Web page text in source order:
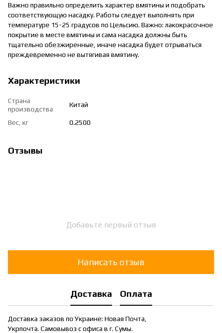
Важно правильно определить характер вмятины и подобрать
соответствующую насадку. Работы следует выполнять при
температуре 15-25 градусов по Цельсию. Важно: лакокрасочное
покрытие в месте вмятины и сама насадка должны быть
тщательно обезжиренные, иначе насадка будет отрываться
преждевременно не вытягивая вмятину.
Характеристики
Страна
производства
Китай
Вес, кг 0.2500
Отзывы
Добавьте первый отзыв
Написать отзыв
Доставка Оплата
Доставка заказов по Украине: Новая Почта,
Укрпочта. Самовывоз с офиса в г. Сумы.